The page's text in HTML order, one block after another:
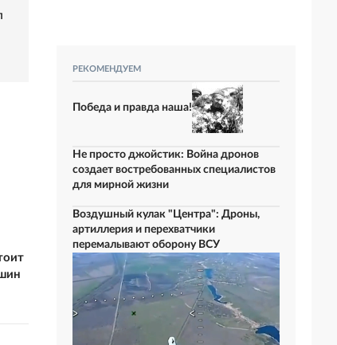
РЕКОМЕНДУЕМ
Победа и правда наша!
Не просто джойстик: Война дронов
создает востребованных специалистов
для мирной жизни
Воздушный кулак "Центра": Дроны,
артиллерия и перехватчики
перемалывают оборону ВСУ